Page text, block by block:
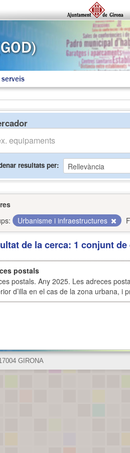
resultats per
Urbanisme i infraestructures
de la cerca: 1 conjunt de
postals
postals. Any 2025. Les adreces
d’illa en el cas de la zona urbana, i
GIRONA